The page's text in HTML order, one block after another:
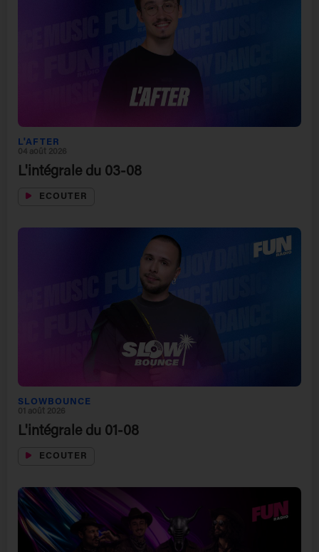
L'AFTER
04 août 2026
L'intégrale du 03-08
ECOUTER
SLOWBOUNCE
01 août 2026
L'intégrale du 01-08
ECOUTER